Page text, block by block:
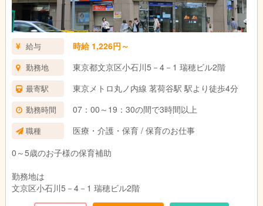
給与 時給 1,226円～
勤務地 東京都文京区小石川5－4－1 瑞穂ビル2階
最寄駅 東京メトロ丸ノ内線 茗荷谷駅 駅より徒歩4分
勤務時間 07：00～19：30の間で3時間以上
職種
医療・介護・保育 / 保育のお仕事
0～5歳のお子様の保育補助
勤務地は
文京区小石川5－4－1 瑞穂ビル2階